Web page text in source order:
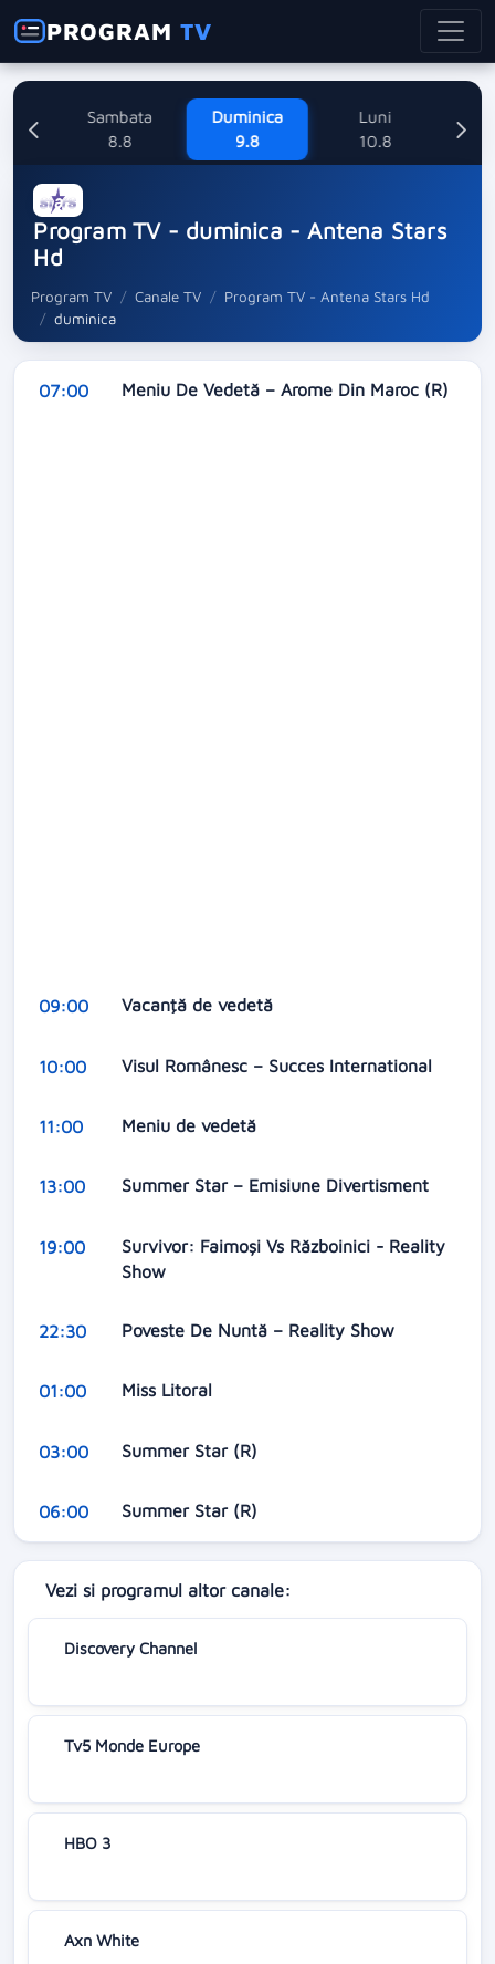
PROGRAMTV
Sambata
8.8
Duminica
9.8
Luni
10.8
Program TV - duminica - Antena Stars
Hd
Program TV Canale TV
Program TV - Antena Stars Hd
duminica
07:00 Meniu De Vedetă – Arome Din Maroc (R)
09:00 Vacanţă de vedetă
10:00 Visul Românesc – Succes International
11:00 Meniu de vedetă
13:00 Summer Star – Emisiune Divertisment
19:00
Survivor: Faimoşi Vs Războinici - Reality
Show
22:30 Poveste De Nuntă – Reality Show
01:00 Miss Litoral
03:00 Summer Star (R)
06:00 Summer Star (R)
Vezi si programul altor canale:
Discovery Channel
Tv5 Monde Europe
HBO 3
Axn White